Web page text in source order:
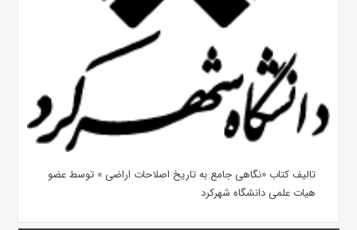
تالیف کتاب «نگاهی جامع به تاریخ اصلاحات اراضی » توسط عضو
هیات علمی دانشگاه شهرکرد